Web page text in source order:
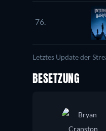
76.
Letztes Update der
BESETZUNG